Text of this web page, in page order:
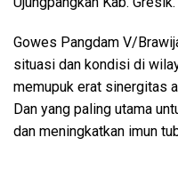
Gowes Pangdam V/
situasi dan kondisi di
memupuk erat sinergitas
Dan yang paling utama
dan meningkatkan imun